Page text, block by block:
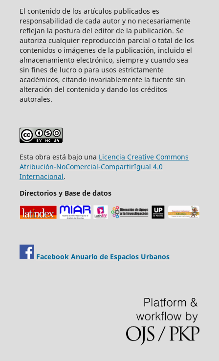
El contenido de los artículos publicados es
responsabilidad de cada autor y no necesariamente
reflejan la postura del editor de la publicación. Se
autoriza cualquier reproducción parcial o total de los
contenidos o imágenes de la publicación, incluido el
almacenamiento electrónico, siempre y cuando sea
sin fines de lucro o para usos estrictamente
académicos, citando invariablemente la fuente sin
alteración del contenido y dando los créditos
autorales.
Esta obra está bajo una Licencia Creative Commons
Atribución-NoComercial-CompartirIgual 4.0
Internacional.
Directorios y Base de datos
Facebook Anuario de Espacios Urbanos